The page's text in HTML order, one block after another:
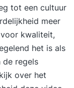
van de
AI en de
Relevante
EU
je AI
Het
tot een cultuur
meer
kwaliteit,
het is als
de regels
over het